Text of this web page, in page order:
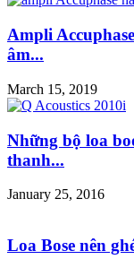
Ampli
âm...
March 15, 2019
Những bộ loa
thanh...
January 25, 2016
Loa Bose nên